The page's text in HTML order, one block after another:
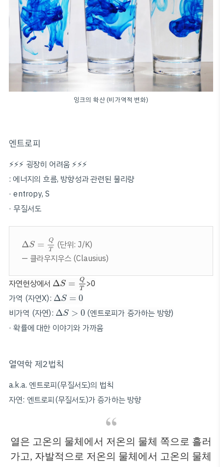
잉크의 확산 (비가역적 변화)
엔트로피
⚡️⚡️⚡️ 굉장히 어려움 ⚡️⚡️⚡️
: 에너지의 흐름, 방향성과 관련된 물리량
· entropy, S
· 무질서도
ΔS =
Q
T
Δ S= T
(단위: J/K)
— 클라우지우스 (Clausius)
자연현상에서 ΔS =
Q
T
ΔS=QT
>0
가역 (자연X): ΔS = 0
ΔS=0
비가역 (자연): ΔS > 0
ΔS>0
(엔트로피가 증가하는 방향)
· 확률에 대한 이야기와 가까움
열역학 제2법칙
a.k.a. 엔트로피(무질서도)의 법칙
자연: 엔트로피(무질서도)가 증가하는 방향
열은 고온의 물체에서 저온의 물체 쪽으로 흘러
가고, 자발적으로 저온의 물체에서 고온의 물체